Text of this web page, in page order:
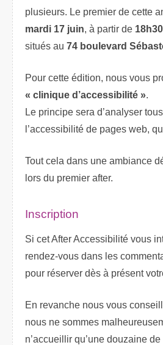
plusieurs. Le premier de cette
mardi 17 juin, à partir de 18h30
situés au 74 boulevard
Pour cette édition, nous vous
« clinique d’accessibilité ».
Le principe sera d’analyser
l’accessibilité de pages web,
Tout cela dans une ambiance
lors du premier after.
Inscription
Si cet After Accessibilité vous
rendez-vous dans les
pour réserver dès à présent
En revanche nous vous
nous ne sommes
n’accueillir qu’une douzaine